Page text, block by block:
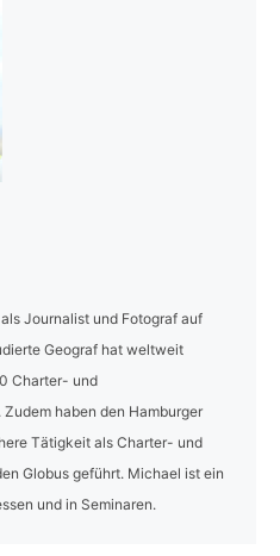
Journalist und Fotograf auf
Geograf hat weltweit
Charter- und
haben den Hamburger
Tätigkeit als Charter- und
Globus geführt. Michael ist ein
und in Seminaren.